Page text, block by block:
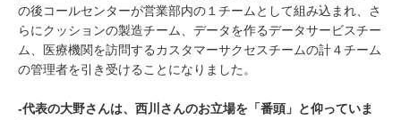
の後コールセンターが営業部内の１チームとして組み込まれ、さ
らにクッションの製造チーム、データを作るデータサービスチー
ム、医療機関を訪問するカスタマーサクセスチームの計４チーム
の管理者を引き受けることになりました。
‐代表の大野さんは、西川さんのお立場を「番頭」と仰っていま